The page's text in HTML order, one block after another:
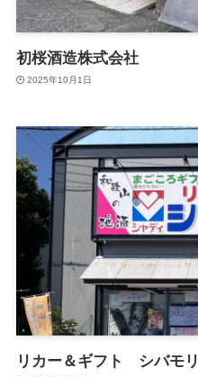
初桜酒造株式会社
2025年10月1日
リカー＆ギフト シバモリ